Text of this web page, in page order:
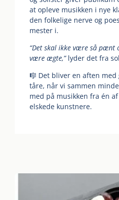
at opleve musikken i nye
den folkelige nerve og
mester i.
“Det skal ikke være så pænt
være ægte,”lyder det fra
🎼 Det bliver en aften med
tåre, når vi sammen
med på musikken fra én
elskede kunstnere.